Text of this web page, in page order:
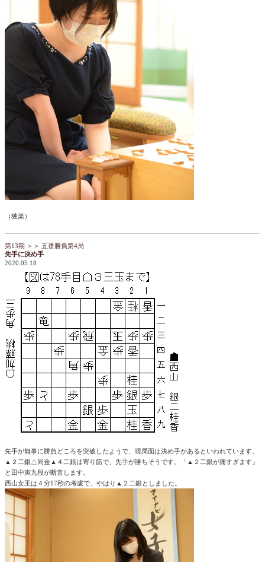
（独楽）
第13期 ＞＞ 五番勝負第4局
先手に決め手
2020.05.18
先手が無事に勝負どころを突破したようで、現局面は決め手があるといわれています。
▲２二銀△同金▲４二銀は寄り筋で、先手が勝ちそうです。「▲２二銀が痛すぎます」
と田中寅九段が断言します。
西山女王は４分17秒の考慮で、やはり▲２二銀としました。